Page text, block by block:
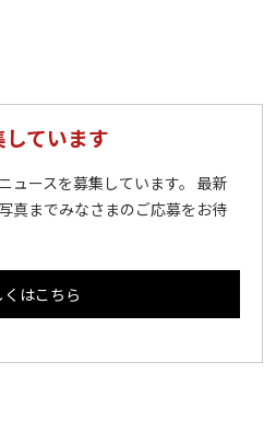
ています
ュースを募集しています。 最新
真までみなさまのご応募をお待
くはこちら